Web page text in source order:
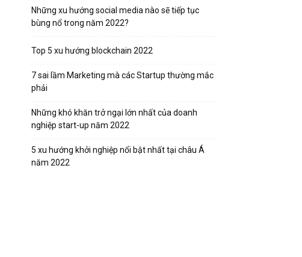
Những xu hướng social media nào sẽ tiếp tục
bùng nổ trong năm 2022?
Top 5 xu hướng blockchain 2022
7 sai lầm Marketing mà các Startup thường mắc
phải
Những khó khăn trở ngại lớn nhất của doanh
nghiệp start-up năm 2022
5 xu hướng khởi nghiệp nổi bật nhất tại châu Á
năm 2022